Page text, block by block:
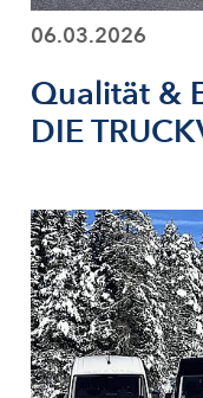
06.03.2026
Qualität &
DIE